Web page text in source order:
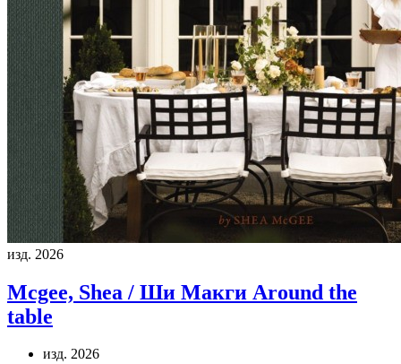
изд. 2026
Mcgee, Shea / Ши Макги Around the
table
изд. 2026